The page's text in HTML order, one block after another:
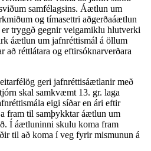
Íslenska
English
Polski
samfélagsins. Áætlun um
og tímasettri aðgerðaáætlun
tryggð gegnir veigamiklu hlutverki
áætlun um jafnréttismál á öllum
að réttlátara og eftirsóknarverðara
geri jafnréttisáætlanir með
skal samkvæmt 13. gr. laga
eigi síðar en ári eftir
fram til samþykktar áætlun um
Í áætluninni skulu koma fram
til að koma í veg fyrir mismunun á